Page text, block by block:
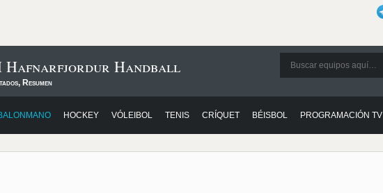
Hafnarfjordur Handball
Resumen
HOCKEY VÓLEIBOL TENIS CRÍQUET BÉISBOL PROGRAMACIÓN TV